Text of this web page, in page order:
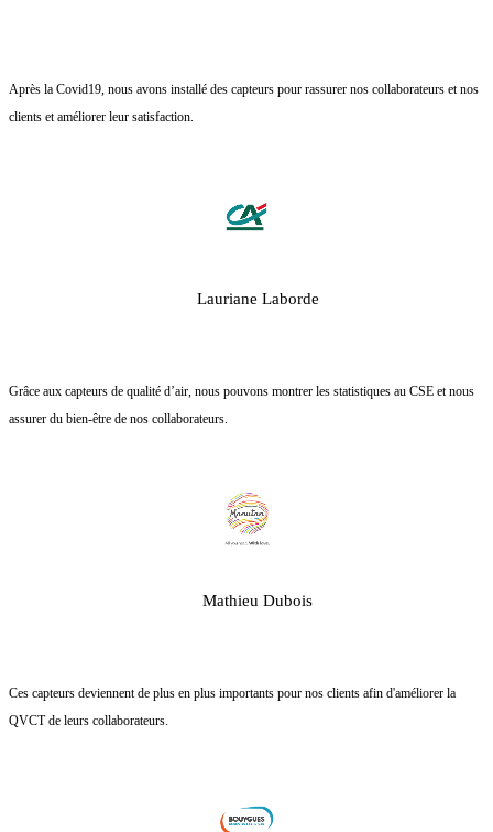
Après la Covid19, nous avons installé des capteurs pour rassurer nos collaborateurs et nos
clients et améliorer leur satisfaction.
Lauriane Laborde
Grâce aux capteurs de qualité d’air, nous pouvons montrer les statistiques au CSE et nous
assurer du bien-être de nos collaborateurs.
Mathieu Dubois
Ces capteurs deviennent de plus en plus importants pour nos clients afin d'améliorer la
QVCT de leurs collaborateurs.